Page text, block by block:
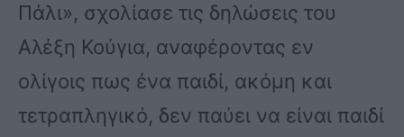
Πάλι», σχολίασε τις δηλώσεις του
Αλέξη Κούγια, αναφέροντας εν
ολίγοις πως ένα παιδί, ακόμη και
τετραπληγικό, δεν παύει να είναι παιδί